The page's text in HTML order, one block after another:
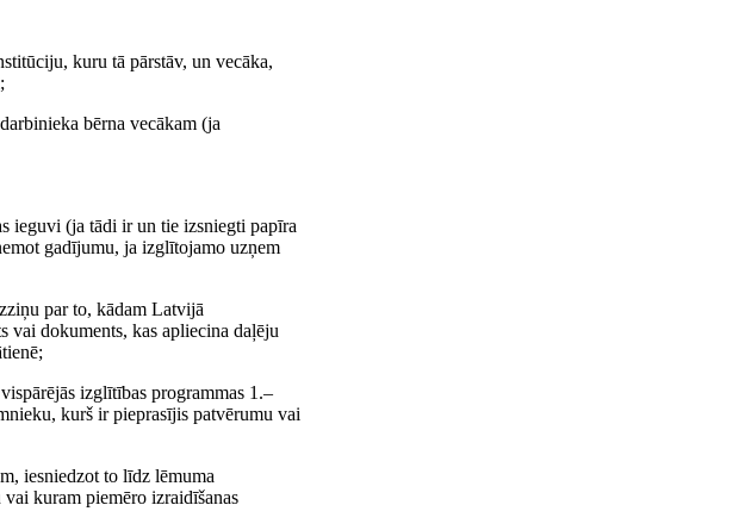
kuru tā pārstāv, un vecāka,
bērna vecākam (ja
ieguvi (ja tādi ir un tie izsniegti papīra
gadījumu, ja izglītojamo uzņem
par to, kādam Latvijā
vai dokuments, kas apliecina daļēju
izglītības programmas 1.–
kurš ir pieprasījis patvērumu vai
iesniedzot to līdz lēmuma
kuram piemēro izraidīšanas